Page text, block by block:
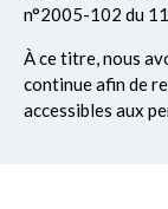
n°2005-102 du
À ce titre, nous
continue afin de
accessibles aux